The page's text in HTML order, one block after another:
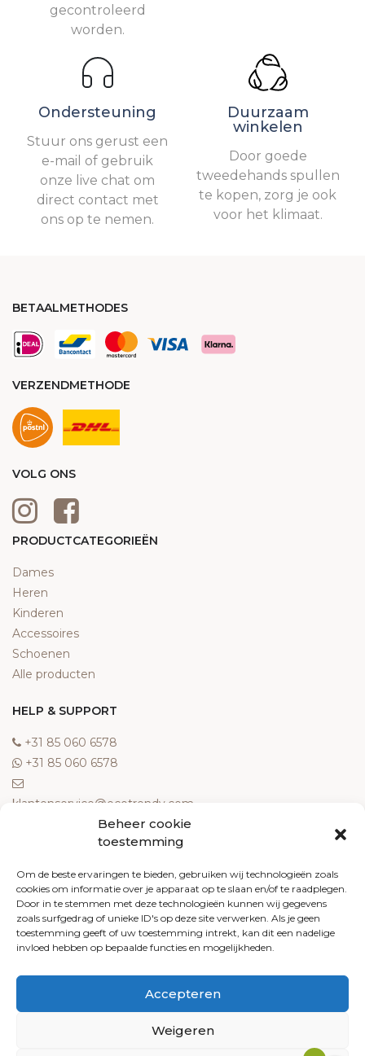
Beheer cookie
toestemming
Om de beste ervaringen te bieden, gebruiken wij technologieën zoals
cookies om informatie over je apparaat op te slaan en/of te raadplegen.
Door in te stemmen met deze technologieën kunnen wij gegevens
zoals surfgedrag of unieke ID's op deze site verwerken. Als je geen
toestemming geeft of uw toestemming intrekt, kan dit een nadelige
invloed hebben op bepaalde functies en mogelijkheden.
Accepteren
Weigeren
gecontroleerd
worden.
Ondersteuning
Stuur ons gerust een
e-mail of gebruik
onze live chat om
direct contact met
ons op te nemen.
Duurzaam
winkelen
Door goede
tweedehands spullen
te kopen, zorg je ook
voor het klimaat.
BETAALMETHODES
VERZENDMETHODE
VOLG ONS
PRODUCTCATEGORIEËN
Dames
Heren
Kinderen
Accessoires
Schoenen
Alle producten
HELP & SUPPORT
‎+31 85 060 6578
‎+31 85 060 6578
klantenservice@ecotrendy.com
Meest gestelde vragen
Contact
Algemene voorwaarden
Retourneren
Klachten
Privacy policy